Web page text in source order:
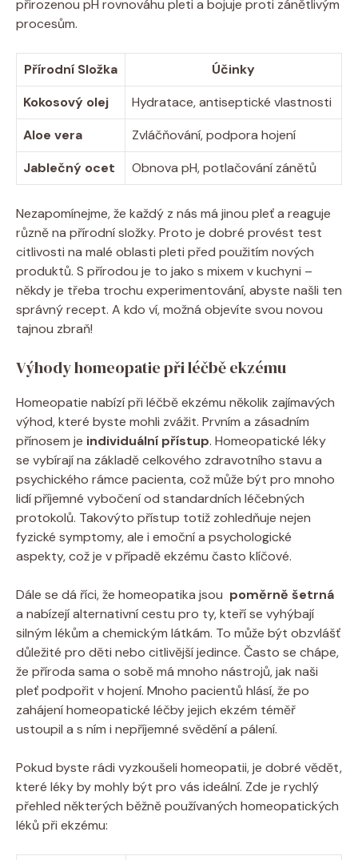
přirozenou pH rovnováhu ⁣pleti ⁣a bojuje proti zánětlivým
procesům.
Přírodní Složka
Účinky
Kokosový olej
Hydratace, antiseptické vlastnosti
Aloe ‌vera
Zvláčňování,​ podpora hojení
Jablečný ocet
Obnova pH, potlačování zánětů
Nezapomínejme, že⁤ každý z nás⁣ má jinou ​pleť a reaguje
různě na přírodní⁤ složky. Proto je dobré provést test
citlivosti na malé oblasti pleti před použitím nových
produktů. ⁣S přírodou je to jako s ⁢mixem⁤ v kuchyni ‍–
někdy je třeba ⁤trochu experimentování, ‌abyste našli ⁤ten
správný recept. A kdo ví, možná objevíte svou‌ novou
tajnou zbraň!
Výhody homeopatie při léčbě ekzému
Homeopatie​ nabízí ⁣při léčbě ekzému několik zajímavých
výhod, které byste ⁢mohli​ zvážit. Prvním a zásadním​
přínosem je individuální přístup. Homeopatické léky
⁣se vybírají ‍na základě celkového zdravotního⁣ stavu a
psychického rámce pacienta, což může být pro mnoho
lidí příjemné vybočení od ⁢standardních léčebných
protokolů. Takovýto přístup totiž zohledňuje nejen
fyzické ⁣symptomy, ale i‌ emoční a psychologické
aspekty, což je ⁤v případě ekzému často⁤ klíčové.
Dále se dá říci, že homeopatika jsou ‌ poměrně šetrná
a nabízejí alternativní ⁢cestu pro ty, kteří se vyhýbají
silným​ lékům a chemickým látkám. To může být obzvlášť
důležité pro děti nebo⁣ citlivější jedince. Často se chápe,
že​ příroda sama ‍o sobě​ má mnoho nástrojů, jak naši
pleť podpořit v hojení. Mnoho pacientů hlásí, že po
zahájení ⁤homeopatické léčby jejich ekzém‍ téměř
ustoupil a s ⁤ním i nepříjemné svědění a⁣ pálení.
Pokud byste rádi vyzkoušeli homeopatii, je ‍dobré vědět,
které​ léky by mohly být pro vás ideální. Zde je⁤ rychlý
přehled‌ některých běžně ​používaných homeopatických
léků při ekzému: